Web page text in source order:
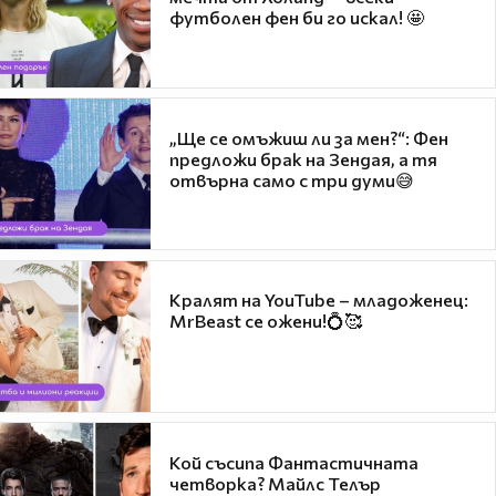
футболен фен би го искал! 🤩
„Ще се омъжиш ли за мен?“: Фен
предложи брак на Зендая, а тя
отвърна само с три думи😅
Кралят на YouTube – младоженец:
MrBeast се ожени!💍🥰
Кой съсипа Фантастичната
четворка? Майлс Телър